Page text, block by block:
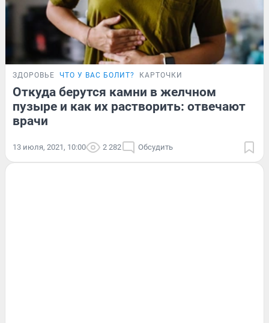
ЗДОРОВЬЕ ЧТО У ВАС БОЛИТ? КАРТОЧКИ
Откуда берутся камни в желчном
пузыре и как их растворить: отвечают
врачи
13 июля, 2021, 10:00 2 282 Обсудить